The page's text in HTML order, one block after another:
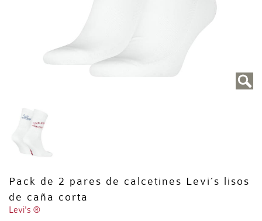
Pack de 2 pares de calcetines Levi´s lisos
de caña corta
Levi's ®